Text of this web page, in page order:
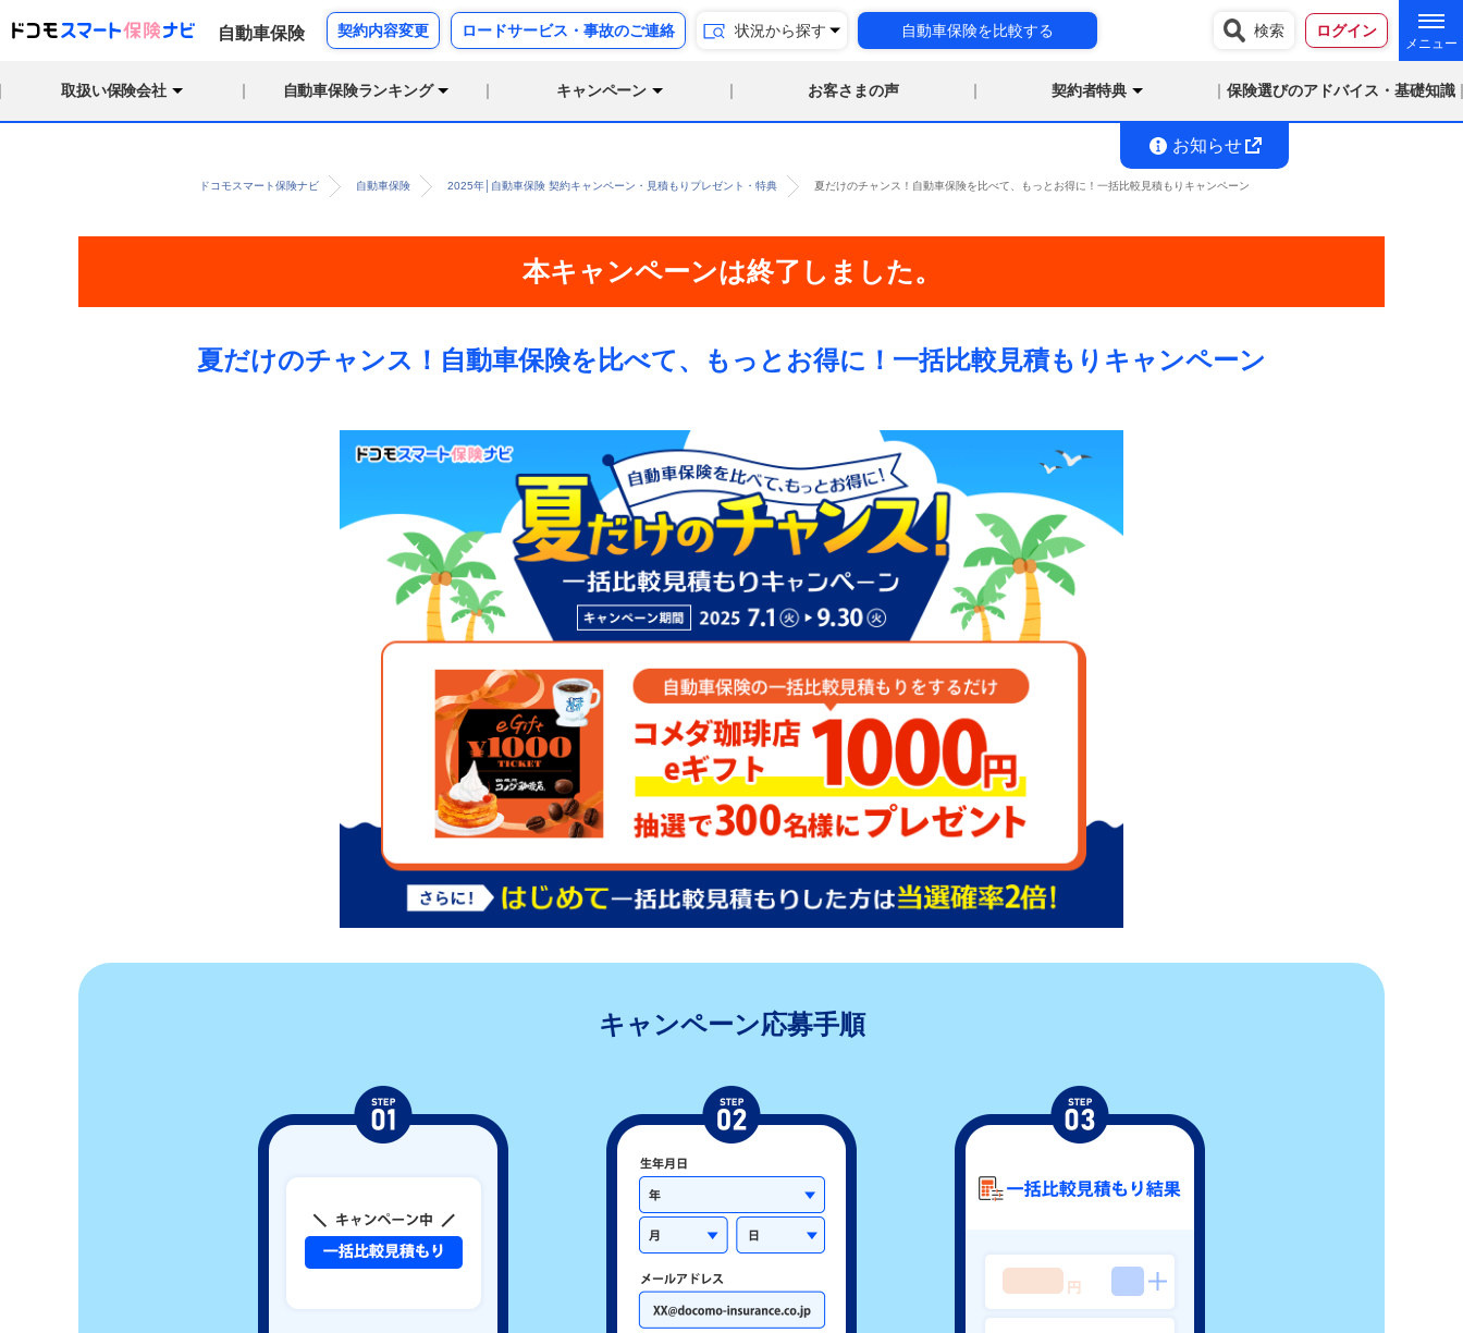
自動車保険 契約内容変更 ロードサービス・事故のご連絡 状況から探す 自動車保険を比較する 検索 ログイン
取扱い保険会社 自動車保険ランキング キャンペーン お客さまの声 契約者特典 保険選びのアドバイス・基礎知識
お知らせ
ドコモスマート保険ナビ 自動車保険 2025年│自動車保険 契約キャンペーン・見積もりプレゼント・特典 夏だけのチャンス！自動車保険を比べて、もっとお得に！一括比較見積もりキャンペーン
本キャンペーンは終了しました。
夏だけのチャンス！自動車保険を比べて、もっとお得に！一括比較見積もりキャンペーン
キャンペーン応募手順